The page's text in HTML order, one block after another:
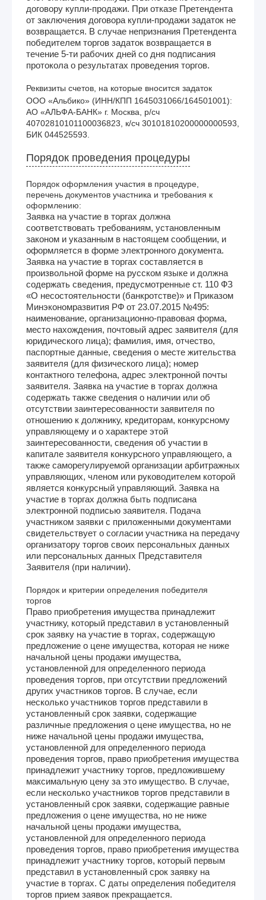
договору купли-продажи. При отказе Претендента
от заключения договора купли-продажи задаток не
возвращается. В случае непризнания Претендента
победителем торгов задаток возвращается в
течение 5-ти рабочих дней со дня подписания
протокола о результатах проведения торгов.
Реквизиты счетов, на которые вносится задаток
ООО «Альбико» (ИНН/КПП 1645031066/164501001):
АО «АЛЬФА-БАНК» г. Москва, р/сч
40702810101100036823, к/сч 30101810200000000593,
БИК 044525593.
Порядок проведения процедуры
Порядок оформления участия в процедуре,
перечень документов участника и требования к
оформлению:
Заявка на участие в торгах должна
соответствовать требованиям, установленным
законом и указанным в настоящем сообщении, и
оформляется в форме электронного документа.
Заявка на участие в торгах составляется в
произвольной форме на русском языке и должна
содержать сведения, предусмотренные ст. 110 ФЗ
«О несостоятельности (банкротстве)» и Приказом
Минэкономразвития РФ от 23.07.2015 №495:
наименование, организационно-правовая форма,
место нахождения, почтовый адрес заявителя (для
юридического лица); фамилия, имя, отчество,
паспортные данные, сведения о месте жительства
заявителя (для физического лица); номер
контактного телефона, адрес электронной почты
заявителя. Заявка на участие в торгах должна
содержать также сведения о наличии или об
отсутствии заинтересованности заявителя по
отношению к должнику, кредиторам, конкурсному
управляющему и о характере этой
заинтересованности, сведения об участии в
капитале заявителя конкурсного управляющего, а
также саморегулируемой организации арбитражных
управляющих, членом или руководителем которой
является конкурсный управляющий. Заявка на
участие в торгах должна быть подписана
электронной подписью заявителя. Подача
участником заявки с приложенными документами
свидетельствует о согласии участника на передачу
организатору торгов своих персональных данных
или персональных данных Представителя
Заявителя (при наличии).
Порядок и критерии определения победителя
торгов
Право приобретения имущества принадлежит
участнику, который представил в установленный
срок заявку на участие в торгах, содержащую
предложение о цене имущества, которая не ниже
начальной цены продажи имущества,
установленной для определенного периода
проведения торгов, при отсутствии предложений
других участников торгов. В случае, если
несколько участников торгов представили в
установленный срок заявки, содержащие
различные предложения о цене имущества, но не
ниже начальной цены продажи имущества,
установленной для определенного периода
проведения торгов, право приобретения имущества
принадлежит участнику торгов, предложившему
максимальную цену за это имущество. В случае,
если несколько участников торгов представили в
установленный срок заявки, содержащие равные
предложения о цене имущества, но не ниже
начальной цены продажи имущества,
установленной для определенного периода
проведения торгов, право приобретения имущества
принадлежит участнику торгов, который первым
представил в установленный срок заявку на
участие в торгах. С даты определения победителя
торгов прием заявок прекращается.